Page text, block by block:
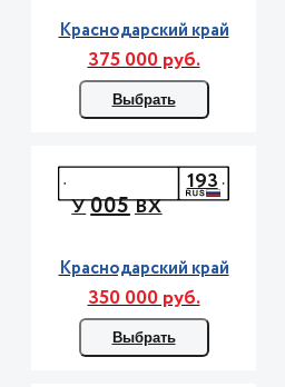
Краснодарский край
375 000 руб.
Выбрать
У005ВХ
193
Краснодарский край
350 000 руб.
Выбрать